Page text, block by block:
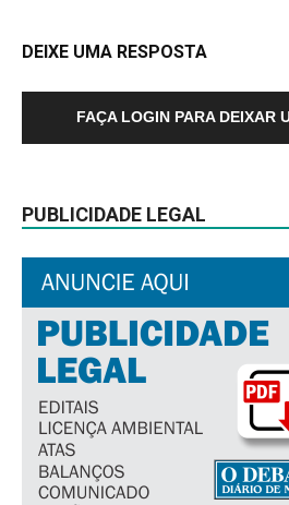
DEIXE UMA RESPOSTA
FAÇA LOGIN PARA DEIXAR
PUBLICIDADE LEGAL